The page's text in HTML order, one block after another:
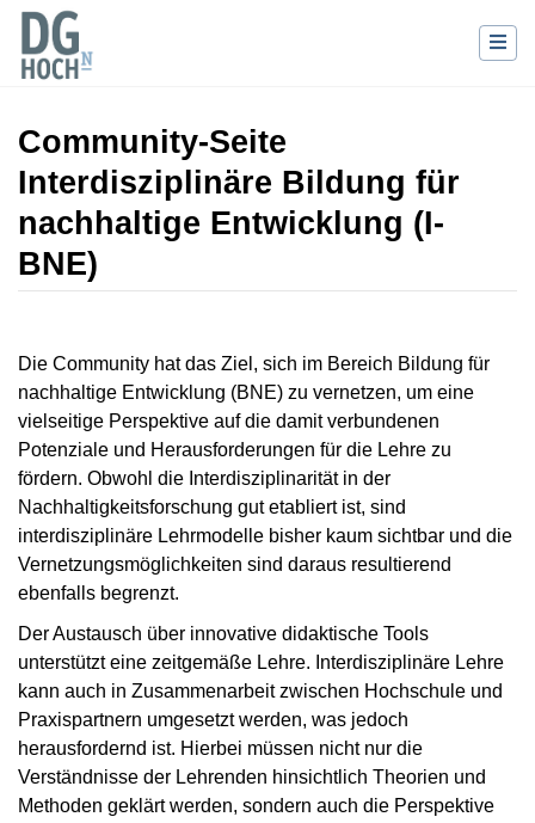
Community-Seite
Interdisziplinäre Bildung für
nachhaltige Entwicklung (I-
BNE)
Die Community hat das Ziel, sich im Bereich Bildung für
nachhaltige Entwicklung (BNE) zu vernetzen, um eine
vielseitige Perspektive auf die damit verbundenen
Potenziale und Herausforderungen für die Lehre zu
fördern. Obwohl die Interdisziplinarität in der
Nachhaltigkeitsforschung gut etabliert ist, sind
interdisziplinäre Lehrmodelle bisher kaum sichtbar und die
Vernetzungsmöglichkeiten sind daraus resultierend
ebenfalls begrenzt.
Der Austausch über innovative didaktische Tools
unterstützt eine zeitgemäße Lehre. Interdisziplinäre Lehre
kann auch in Zusammenarbeit zwischen Hochschule und
Praxispartnern umgesetzt werden, was jedoch
herausfordernd ist. Hierbei müssen nicht nur die
Verständnisse der Lehrenden hinsichtlich Theorien und
Methoden geklärt werden, sondern auch die Perspektive